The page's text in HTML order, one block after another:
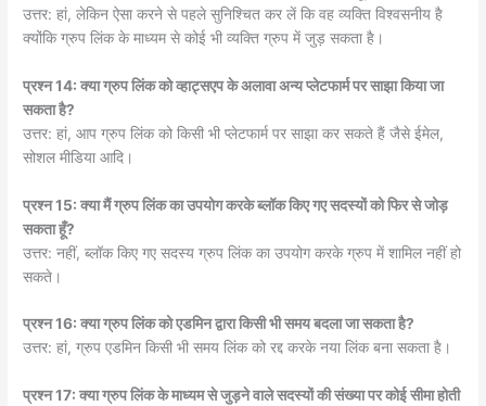
उत्तर: हां, लेकिन ऐसा करने से पहले सुनिश्चित कर लें कि वह व्यक्ति विश्वसनीय है
क्योंकि ग्रुप लिंक के माध्यम से कोई भी व्यक्ति ग्रुप में जुड़ सकता है।
प्रश्न 14: क्या ग्रुप लिंक को व्हाट्सएप के अलावा अन्य प्लेटफार्म पर साझा किया जा
सकता है?
उत्तर: हां, आप ग्रुप लिंक को किसी भी प्लेटफार्म पर साझा कर सकते हैं जैसे ईमेल,
सोशल मीडिया आदि।
प्रश्न 15: क्या मैं ग्रुप लिंक का उपयोग करके ब्लॉक किए गए सदस्यों को फिर से जोड़
सकता हूँ?
उत्तर: नहीं, ब्लॉक किए गए सदस्य ग्रुप लिंक का उपयोग करके ग्रुप में शामिल नहीं हो
सकते।
प्रश्न 16: क्या ग्रुप लिंक को एडमिन द्वारा किसी भी समय बदला जा सकता है?
उत्तर: हां, ग्रुप एडमिन किसी भी समय लिंक को रद्द करके नया लिंक बना सकता है।
प्रश्न 17: क्या ग्रुप लिंक के माध्यम से जुड़ने वाले सदस्यों की संख्या पर कोई सीमा होती